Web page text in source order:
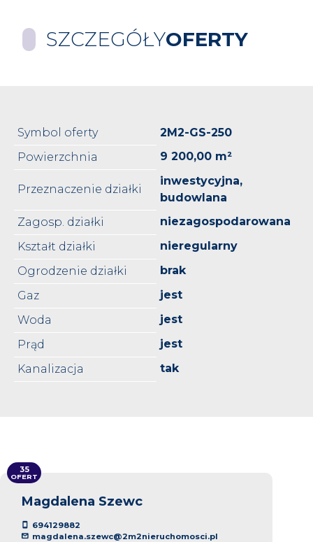
SZCZEGÓŁYOFERTY
Symbol oferty
2M2-GS-250
Powierzchnia
9 200,00 m²
Przeznaczenie działki
inwestycyjna,
budowlana
Zagosp. działki
niezagospodarowana
Kształt działki
nieregularny
Ogrodzenie działki
brak
Gaz
jest
Woda
jest
Prąd
jest
Kanalizacja
tak
Magdalena Szewc
694129882
magdalena.szewc@2m2nieruchomosci.pl
35
OFERT